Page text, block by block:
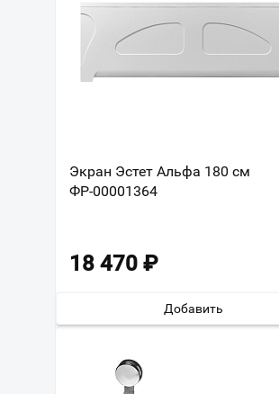
Экран Эстет Альфа 180 см
ФР-00001364
18 470 ₽
Добавить